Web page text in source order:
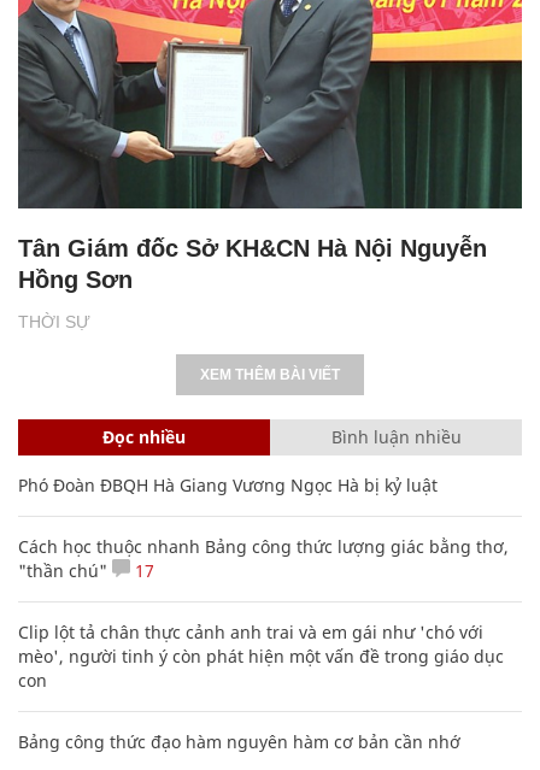
THỜI SỰ
Tân Giám đốc Sở KH&CN Hà Nội Nguyễn
Hồng Sơn
XEM THÊM BÀI VIẾT
Đọc nhiều Bình luận nhiều
Phó Đoàn ĐBQH Hà Giang Vương Ngọc Hà bị kỷ luật
Cách học thuộc nhanh Bảng công thức lượng giác bằng thơ,
"thần chú"
17
Clip lột tả chân thực cảnh anh trai và em gái như 'chó với
mèo', người tinh ý còn phát hiện một vấn đề trong giáo dục
con
Bảng công thức đạo hàm nguyên hàm cơ bản cần nhớ